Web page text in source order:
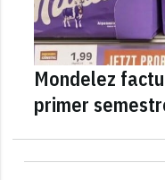
Mondelez
primer